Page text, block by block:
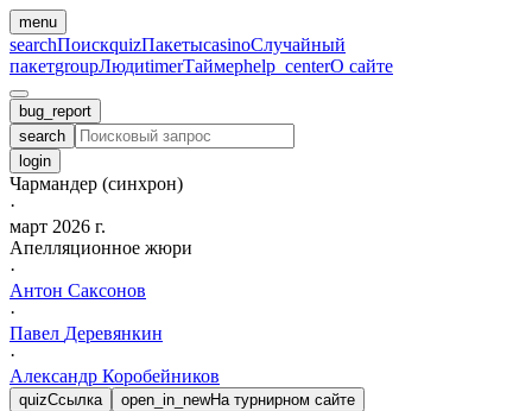
menu
searchПоискquizПакетыcasinoСлучайный
пакетgroupЛюдиtimerТаймерhelp_centerО сайте
bug_report
search
login
Чармандер (синхрон)
·
март 2026 г.
Апелляционное жюри
·
Антон Саксонов
·
Павел Деревянкин
·
Александр Коробейников
quizСсылка open_in_newНа турнирном сайте